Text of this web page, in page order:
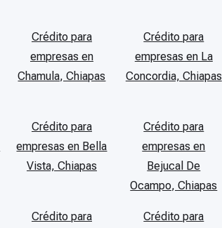
Crédito para
empresas en
Chamula, Chiapas
Crédito para
empresas en La
Concordia, Chiapas
Crédito para
empresas en Bella
Vista, Chiapas
Crédito para
empresas en
Bejucal De
Ocampo, Chiapas
Crédito para
Crédito para